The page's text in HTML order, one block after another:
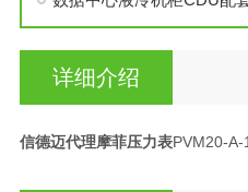
详细介绍
信德迈代理摩菲压力表PVM20-A-